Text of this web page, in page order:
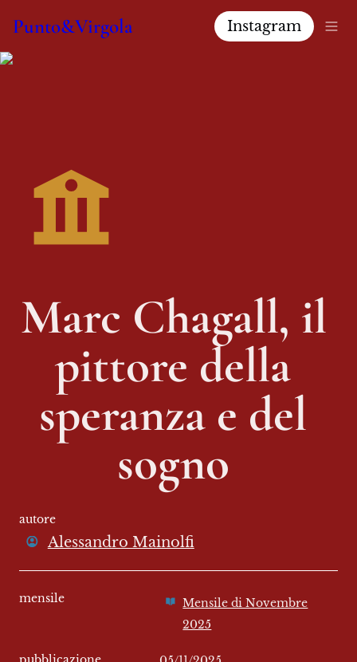
Punto&Virgola Instagram
Marc Chagall, il
pittore della
speranza e del
sogno
autore
Alessandro Mainolfi
mensile
Mensile di Novembre
2025